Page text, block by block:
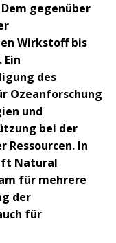
gegenüber
Wirkstoff bis
des
Ozeanforschung
und
bei der
Ressourcen. In
Natural
für mehrere
der
für